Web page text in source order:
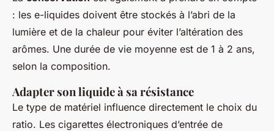
: les e-liquides doivent être stockés à l’abri de la
lumière et de la chaleur pour éviter l’altération des
arômes. Une durée de vie moyenne est de 1 à 2 ans,
selon la composition.
Adapter son liquide à sa résistance
Le type de matériel influence directement le choix du
ratio. Les cigarettes électroniques d’entrée de